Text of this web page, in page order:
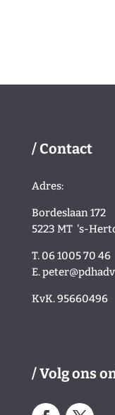
/ Contact
Adres:
Bordeslaan 172
5223 MT 's-
T. 06 1005 70 46
E.
KvK.95660496
/ Volg ons